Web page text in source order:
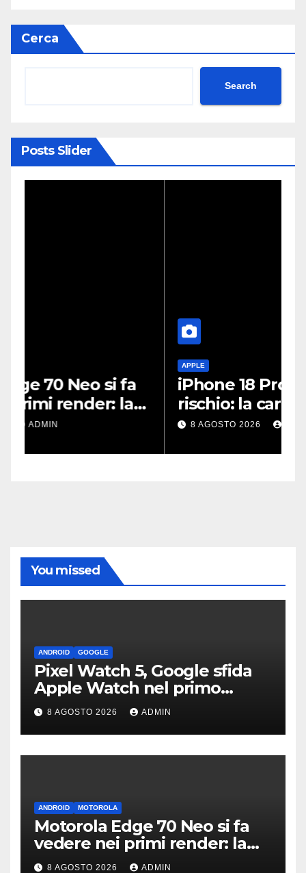
Cerca
Search
Posts Slider
iPhone 18 Pro, scorte a
rischio: la carenza di DRAM
potrebbe far slittare le
8 AGOSTO 2026 ADMIN
You missed
ANDROID GOOGLE
Pixel Watch 5, Google sfida
Apple Watch nel primo
teaser: “sembra un orologio”
8 AGOSTO 2026 ADMIN
ANDROID MOTOROLA
Motorola Edge 70 Neo si fa
vedere nei primi render: la
fotocamera è da 200 MP
8 AGOSTO 2026 ADMIN